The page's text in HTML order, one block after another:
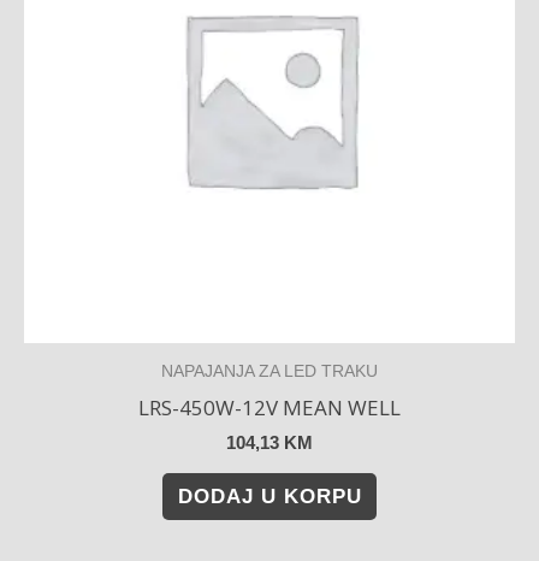
NAPAJANJA ZA LED TRAKU
LRS-450W-12V MEAN WELL
104,13 KM
DODAJ U KORPU